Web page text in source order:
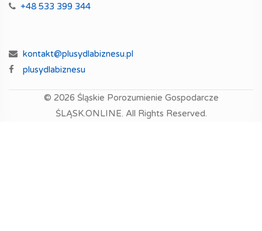
+48 533 399 344
kontakt@plusydlabiznesu.pl
plusydlabiznesu
© 2026 Śląskie Porozumienie Gospodarcze
ŚLĄSK.ONLINE. All Rights Reserved.